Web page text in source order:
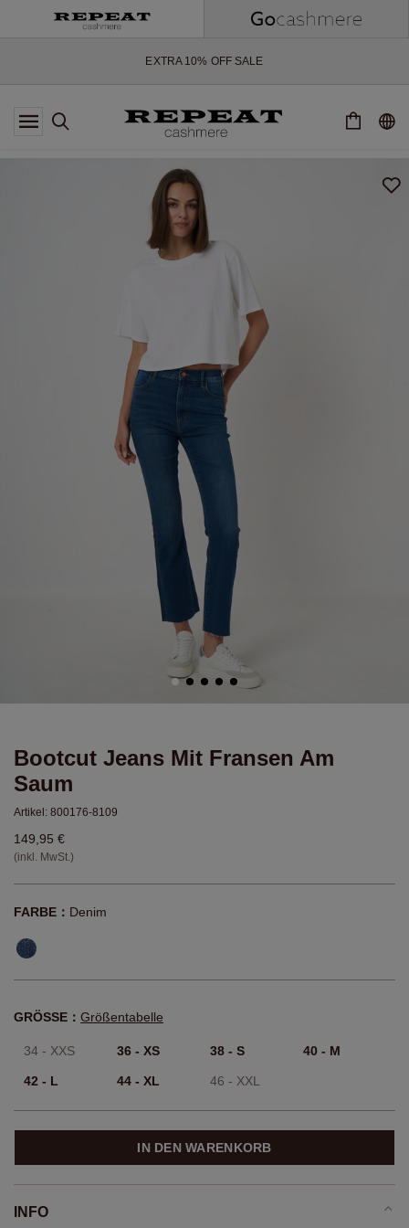
WEICHE NEUE STYLES & FRISCHE FARBEN FÜR DIE KOMMENDE
*AUSNAHMEN SIND MÖGLICH
WEICHE NEUE STYLES & FRISCHE FARBEN FÜR DIE KOMMENDE
SAISON
EXTRA 10% OFF SALE
Bootcut Jeans Mit Fransen Am
Saum
Artikel: 800176-8109
149,95 €
(inkl. MwSt.)
FARBE： Denim
GRÖSSE： Größentabelle
34 - XXS 36 - XS 38 - S 40 - M
42 - L 44 - XL 46 - XXL
IN DEN WARENKORB
INFO